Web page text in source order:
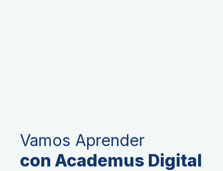
Vamos Aprender
con Academus Digital